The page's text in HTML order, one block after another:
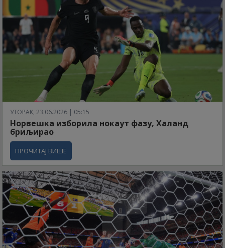
УТОРАК, 23.06.2026 | 05:15
Норвешка изборила нокаут фазу, Халанд
бриљирао
ПРОЧИТАЈ ВИШЕ